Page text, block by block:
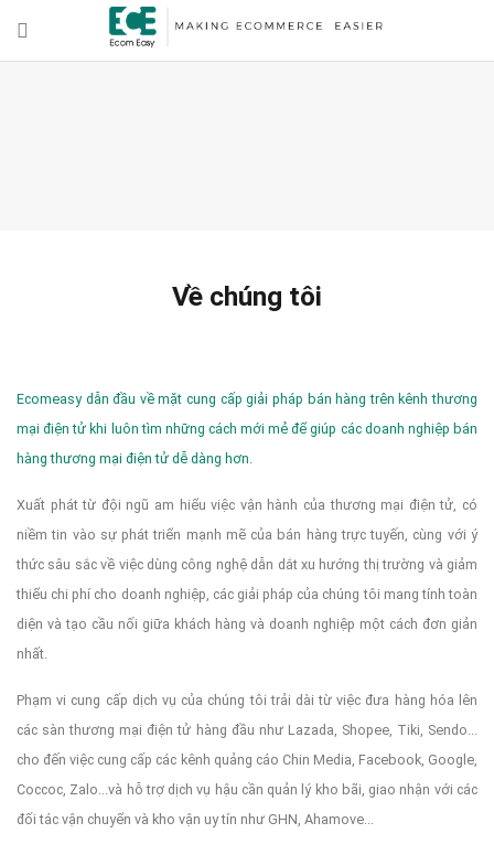
Về chúng tôi
Ecomeasy dẫn đầu về mặt cung cấp giải pháp bán hàng trên kênh thương
mại điện tử khi luôn tìm những cách mới mẻ để giúp các doanh nghiệp bán
hàng thương mại điện tử dễ dàng hơn.
Xuất phát từ đội ngũ am hiểu việc vận hành của thương mại điện tử, có
niềm tin vào sự phát triển mạnh mẽ của bán hàng trực tuyến, cùng với ý
thức sâu sắc về việc dùng công nghệ dẫn dắt xu hướng thị trường và giảm
thiểu chi phí cho doanh nghiệp, các giải pháp của chúng tôi mang tính toàn
diện và tạo cầu nối giữa khách hàng và doanh nghiệp một cách đơn giản
nhất.
Phạm vi cung cấp dịch vụ của chúng tôi trải dài từ việc đưa hàng hóa lên
các sàn thương mại điện tử hàng đầu như Lazada, Shopee, Tiki, Sendo...
cho đến việc cung cấp các kênh quảng cáo Chin Media, Facebook, Google,
Coccoc, Zalo...và hỗ trợ dịch vụ hậu cần quản lý kho bãi, giao nhận với các
đối tác vận chuyển và kho vận uy tín như GHN, Ahamove...